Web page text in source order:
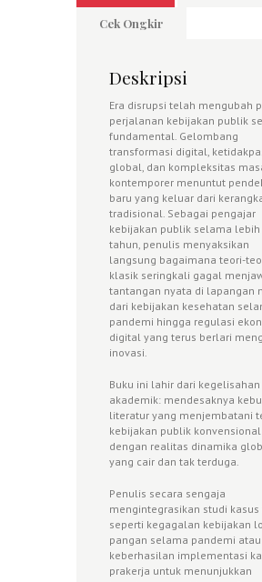
Cek Ongkir
Deskripsi
Era disrupsi telah mengubah
perjalanan kebijakan publik
fundamental. Gelombang
transformasi digital,
global, dan kompleksitas
kontemporer menuntut
baru yang keluar dari
tradisional. Sebagai pengajar
kebijakan publik selama lebih
tahun, penulis menyaksikan
langsung bagaimana teori-
klasik seringkali gagal
tantangan nyata di lapangan
dari kebijakan kesehatan
pandemi hingga regulasi
digital yang terus berlari
inovasi.
Buku ini lahir dari kegelisahan
akademik: mendesaknya
literatur yang menjembatani
kebijakan publik konvensional
dengan realitas dinamika
yang cair dan tak terduga.
Penulis secara sengaja
mengintegrasikan studi kasus
seperti kegagalan kebijakan
pangan selama pandemi atau
keberhasilan implementasi
prakerja untuk menunjukkan